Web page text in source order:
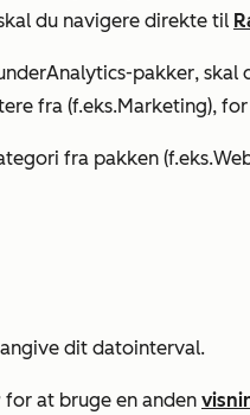
du navigere direkte til
Analytics-pakker, skal
fra (f.eks.Marketing),
fra pakken (f.eks.
dit datointerval.
for at bruge en anden